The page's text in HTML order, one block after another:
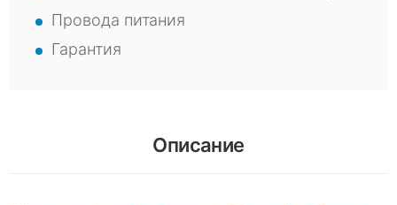
Провода питания
Гарантия
Описание